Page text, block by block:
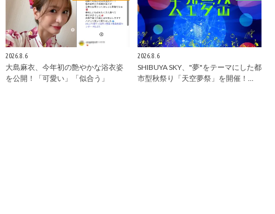
2026.8.6
大島麻衣、今年初の艶やかな浴衣姿
を公開！「可愛い」「似合う」
2026.8.6
SHIBUYA SKY、"夢"をテーマにした都
市型秋祭り「天空夢祭」を開催！…